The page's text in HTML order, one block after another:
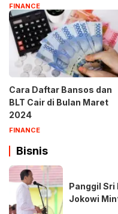
FINANCE
Cara Daftar Bansos dan
BLT Cair di Bulan Maret
2024
FINANCE
Bisnis
Panggil Sri
Jokowi